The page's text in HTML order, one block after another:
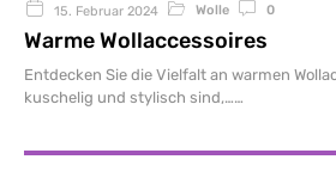
15. Februar 2024 Wolle 0
Warme Wollaccessoires
Entdecken Sie die Vielfalt an warmen
kuschelig und stylisch sind,…